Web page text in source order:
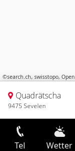
©search.ch, swisstopo,
Quadrätscha
9475 Sevelen
Tel Wetter